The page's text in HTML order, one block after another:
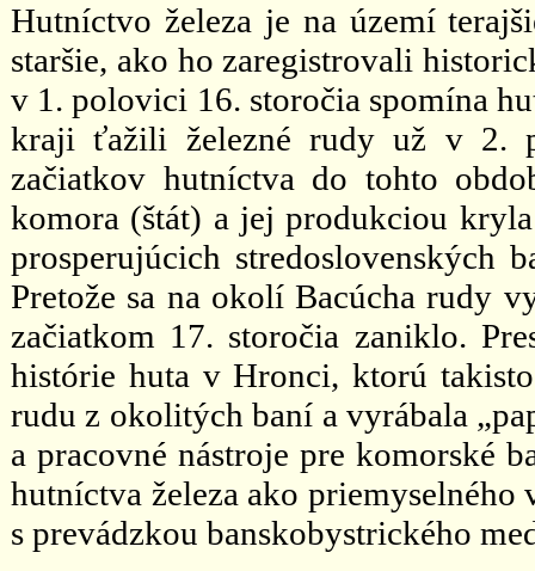
Hutníctvo železa je na území
staršie, ako ho zaregistrovali
v 1. polovici 16. storočia spomína
kraji ťažili železné rudy už v 2.
začiatkov hutníctva do tohto
komora (štát) a jej produkciou
prosperujúcich stredoslovenských
Pretože sa na okolí Bacúcha rudy
začiatkom 17. storočia zaniklo.
histórie huta v Hronci, ktorú
rudu z okolitých baní a vyrábala
a pracovné nástroje pre komorské
hutníctva železa ako priemyselného
s prevádzkou banskobystrického